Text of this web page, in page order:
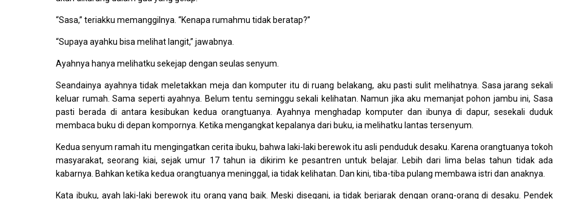
“Sasa,” teriakku memanggilnya. “Kenapa rumahmu tidak beratap?”
“Supaya ayahku bisa melihat langit,” jawabnya.
Ayahnya hanya melihatku sekejap dengan seulas senyum.
Seandainya ayahnya tidak meletakkan meja dan komputer itu di ruang belakang, aku pasti sulit melihatnya. Sasa jarang sekali
keluar rumah. Sama seperti ayahnya. Belum tentu seminggu sekali kelihatan. Namun jika aku memanjat pohon jambu ini, Sasa
pasti berada di antara kesibukan kedua orangtuanya. Ayahnya menghadap komputer dan ibunya di dapur, sesekali duduk
membaca buku di depan kompornya. Ketika mengangkat kepalanya dari buku, ia melihatku lantas tersenyum.
Kedua senyum ramah itu mengingatkan cerita ibuku, bahwa laki-laki berewok itu asli penduduk desaku. Karena orangtuanya tokoh
masyarakat, seorang kiai, sejak umur 17 tahun ia dikirim ke pesantren untuk belajar. Lebih dari lima belas tahun tidak ada
kabarnya. Bahkan ketika kedua orangtuanya meninggal, ia tidak kelihatan. Dan kini, tiba-tiba pulang membawa istri dan anaknya.
Kata ibuku, ayah laki-laki berewok itu orang yang baik. Meski disegani, ia tidak berjarak dengan orang-orang di desaku. Pendek